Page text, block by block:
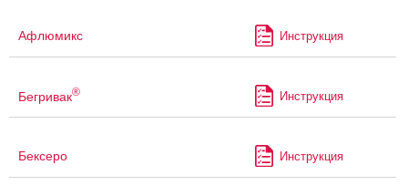
Афлюмикс Инструкция
Бегривак® Инструкция
Бексеро Инструкция